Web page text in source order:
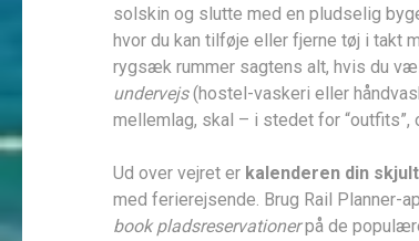
solskin og slutte med en pludselig
hvor du kan tilføje eller fjerne tøj i takt
rygsæk rummer sagtens alt, hvis du
undervejs(hostel-vaskeri eller
mellemlag, skal – i stedet for
Ud over vejret er kalenderen din
med ferierejsende. Brug Rail Planner-
book pladsreservationerpå de